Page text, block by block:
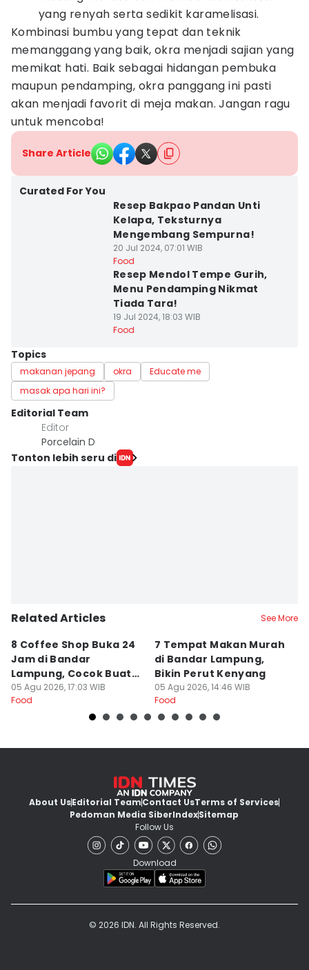
yang renyah serta sedikit karamelisasi.
Kombinasi bumbu yang tepat dan teknik
memanggang yang baik, okra menjadi sajian yang
memikat hati. Baik sebagai hidangan pembuka
maupun pendamping, okra panggang ini pasti
akan menjadi favorit di meja makan. Jangan ragu
untuk mencoba!
Share Article
Curated For You
Resep Bakpao Pandan Unti
Kelapa, Teksturnya
Mengembang Sempurna!
20 Jul 2024, 07:01 WIB
Food
Resep Mendol Tempe Gurih,
Menu Pendamping Nikmat
Tiada Tara!
19 Jul 2024, 18:03 WIB
Food
Topics
makanan jepang okra
Educate me
masak apa hari ini?
Editorial Team
Editor
Porcelain D
Tonton lebih seru di
Related Articles See More
8 Coffee Shop Buka 24
Jam di Bandar
Lampung, Cocok Buat
Begadang
05 Agu 2026, 17:03 WIB
Food
7 Tempat Makan Murah
di Bandar Lampung,
Bikin Perut Kenyang
05 Agu 2026, 14:46 WIB
Food
About UsEditorial TeamContact UsTerms of Services
Pedoman Media SiberIndexSitemap
Follow Us
Download
© 2026 IDN. All Rights Reserved.